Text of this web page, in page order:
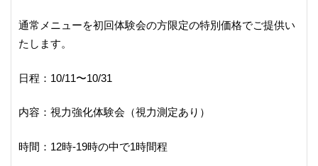
通常メニューを初回体験会の方限定の特別価格でご提供い
たします。
日程：10/11〜10/31
内容：視力強化体験会（視力測定あり）
時間：12時-19時の中で1時間程